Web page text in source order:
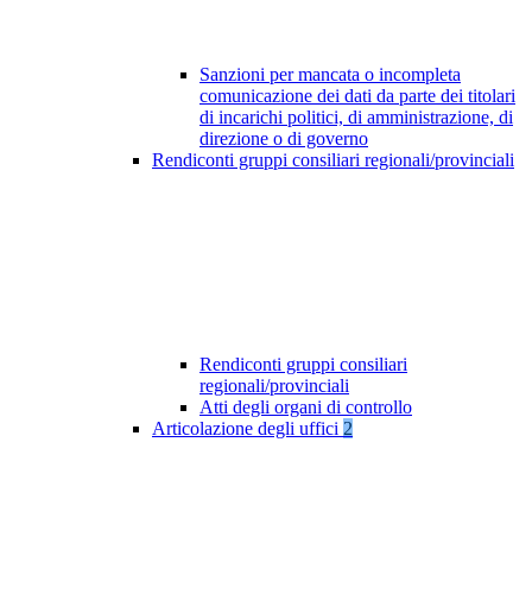
Sanzioni per mancata o incompleta
comunicazione dei dati da parte dei titolari
di incarichi politici, di amministrazione, di
direzione o di governo
Rendiconti gruppi consiliari regionali/provinciali
Rendiconti gruppi consiliari
regionali/provinciali
Atti degli organi di controllo
Articolazione degli uffici 2